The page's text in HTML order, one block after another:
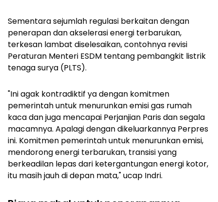
Sementara sejumlah regulasi berkaitan dengan
penerapan dan akselerasi energi terbarukan,
terkesan lambat diselesaikan, contohnya revisi
Peraturan Menteri ESDM tentang pembangkit listrik
tenaga surya (PLTS).
"Ini agak kontradiktif ya dengan komitmen
pemerintah untuk menurunkan emisi gas rumah
kaca dan juga mencapai Perjanjian Paris dan segala
macamnya. Apalagi dengan dikeluarkannya Perpres
ini. Komitmen pemerintah untuk menurunkan emisi,
mendorong energi terbarukan, transisi yang
berkeadilan lepas dari ketergantungan energi kotor,
itu masih jauh di depan mata," ucap Indri.